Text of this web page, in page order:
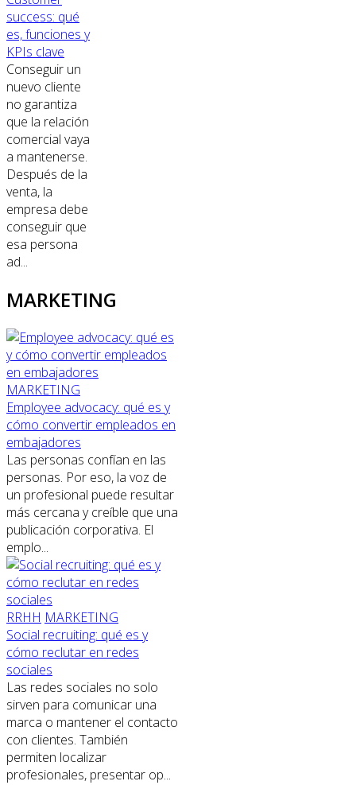
success: qué
es, funciones y
KPIs clave
Conseguir un
nuevo cliente
no garantiza
que la relación
comercial vaya
a mantenerse.
Después de la
venta, la
empresa debe
conseguir que
esa persona
ad...
MARKETING
MARKETING
Employee advocacy: qué es y
cómo convertir empleados en
embajadores
Las personas confían en las
personas. Por eso, la voz de
un profesional puede resultar
más cercana y creíble que una
publicación corporativa. El
emplo...
RRHH MARKETING
Social recruiting: qué es y
cómo reclutar en redes
sociales
Las redes sociales no solo
sirven para comunicar una
marca o mantener el contacto
con clientes. También
permiten localizar
profesionales, presentar op...